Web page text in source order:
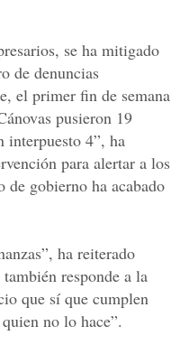
se ha mitigado
de denuncias
el primer fin de semana
pusieron 19
interpuesto 4”, ha
para alertar a los
de gobierno ha acabado
ha reiterado
responde a la
que sí que cumplen
no lo hace”.